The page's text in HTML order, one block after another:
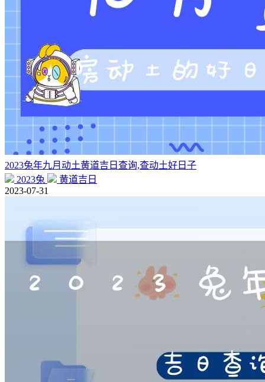
2023兔年九月动土黄道吉日查询,查动土好日子
2023兔
黄道吉日
2023-07-31